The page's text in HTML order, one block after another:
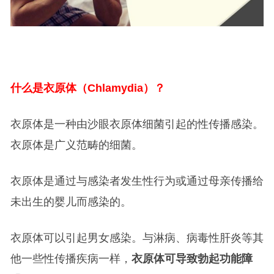
什么是衣原体（Chlamydia）？
衣原体是一种由沙眼衣原体细菌引起的性传播感染。
衣原体是广义范畴的细菌。
衣原体是通过与感染者发生性行为或通过母亲传播给
未出生的婴儿而感染的。
衣原体可以引起男女感染。与淋病、病毒性肝炎等其
他一些性传播疾病一样， 衣原体可导致勃起功能障